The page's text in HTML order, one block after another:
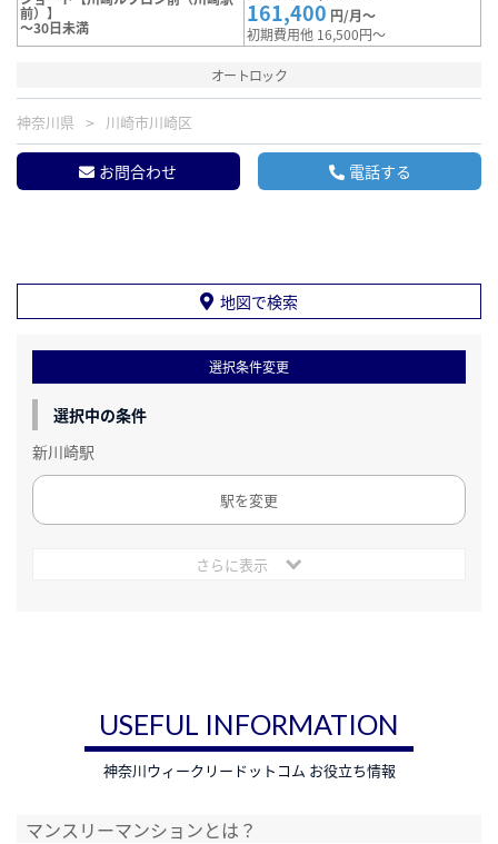
前）】
～30日未満
161,400 円/月～
初期費用他 16,500円～
オートロック
神奈川県 川崎市川崎区
お問合わせ 電話する
地図で検索
選択条件変更
選択中の条件
新川崎駅
駅を変更
さらに表示
USEFUL INFORMATION
神奈川ウィークリードットコム お役立ち情報
マンスリーマンションとは？